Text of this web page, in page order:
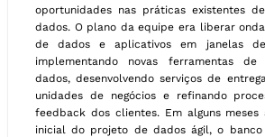
oportunidades nas práticas existentes
dados. O plano da equipe era liberar
de dados e aplicativos em janelas
implementando novas ferramentas de
dados, desenvolvendo serviços de
unidades de negócios e refinando
feedback dos clientes. Em alguns meses
inicial do projeto de dados ágil, o banco